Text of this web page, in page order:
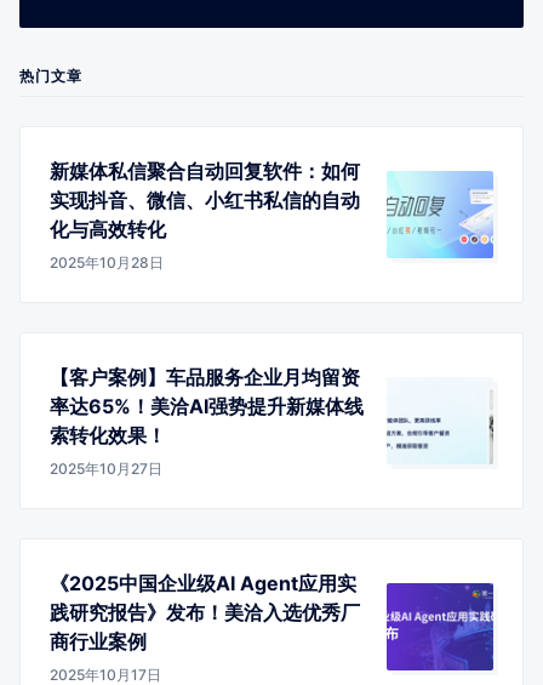
热门文章
新媒体私信聚合自动回复软件：如何
实现抖音、微信、小红书私信的自动
化与高效转化
2025年10月28日
【客户案例】车品服务企业月均留资
率达65%！美洽AI强势提升新媒体线
索转化效果！
2025年10月27日
《2025中国企业级AI Agent应用实
践研究报告》发布！美洽入选优秀厂
商行业案例
2025年10月17日